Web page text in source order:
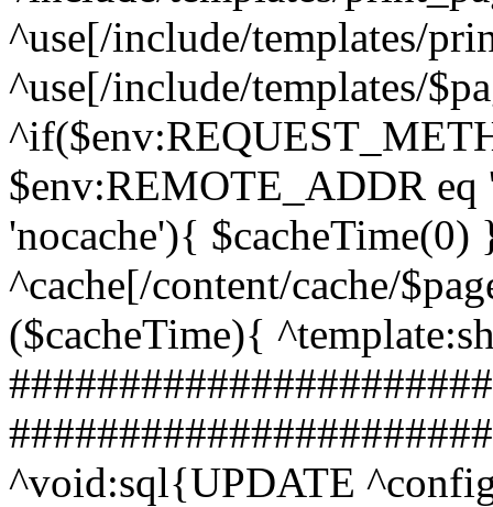
^use[/include/templates/
^use[/include/templates/
$env:REMOTE_ADDR eq
'nocache'){
^cache[/content/cache/
($cacheTime){
^void:sql{UPDATE